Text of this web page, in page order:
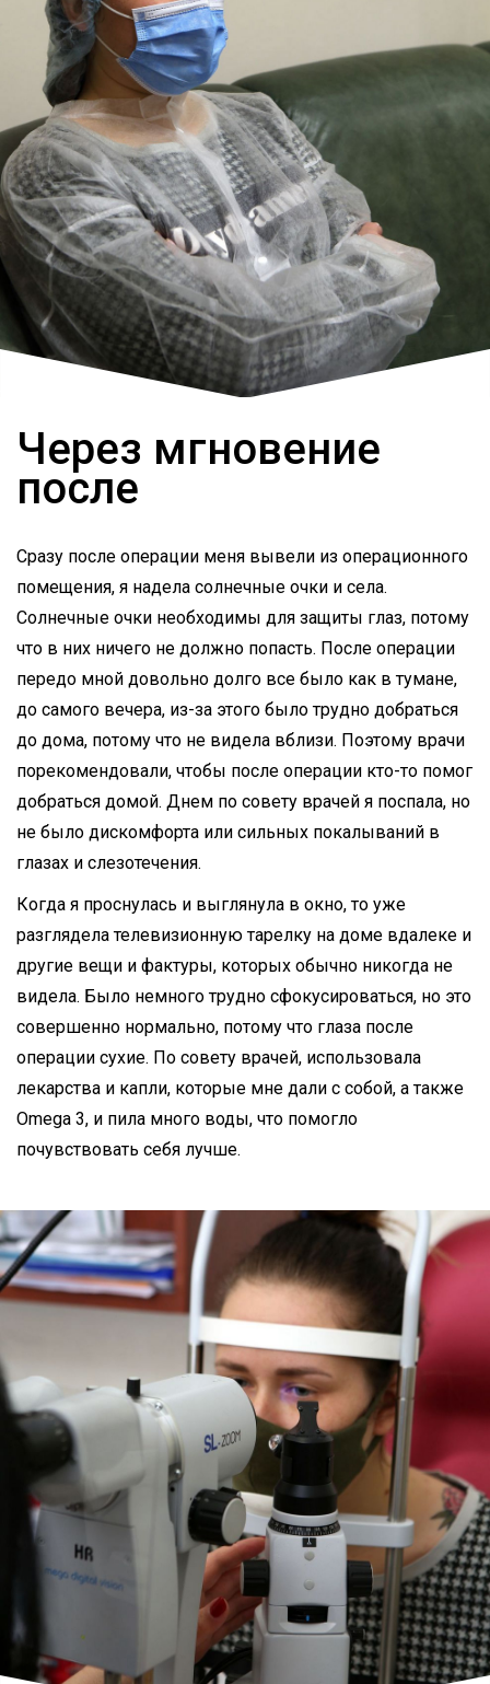
Через мгновение
после
Сразу после операции меня вывели из операционного
помещения, я надела солнечные очки и села.
Солнечные очки необходимы для защиты глаз, потому
что в них ничего не должно попасть. После операции
передо мной довольно долго все было как в тумане,
до самого вечера, из-за этого было трудно добраться
до дома, потому что не видела вблизи. Поэтому врачи
порекомендовали, чтобы после операции кто-то помог
добраться домой. Днем по совету врачей я поспала, но
не было дискомфорта или сильных покалываний в
глазах и слезотечения.
Когда я проснулась и выглянула в окно, то уже
разглядела телевизионную тарелку на доме вдалеке и
другие вещи и фактуры, которых обычно никогда не
видела. Было немного трудно сфокусироваться, но это
совершенно нормально, потому что глаза после
операции сухие. По совету врачей, использовала
лекарства и капли, которые мне дали с собой, а также
Omega 3, и пила много воды, что помогло
почувствовать себя лучше.